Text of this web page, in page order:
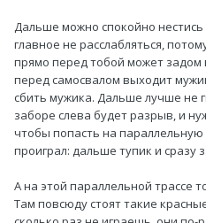
Дальше можно спокойно
главное не расслабляться,
прямо перед тобой может задом
перед самосвалом выходит
сбить мужика. Дальше лучше не
заборе слева будет разрыв, и
чтобы попасть на
проиграл: дальше тупик и сразу
А на этой параллельной трассе
Там повсюду стоят такие